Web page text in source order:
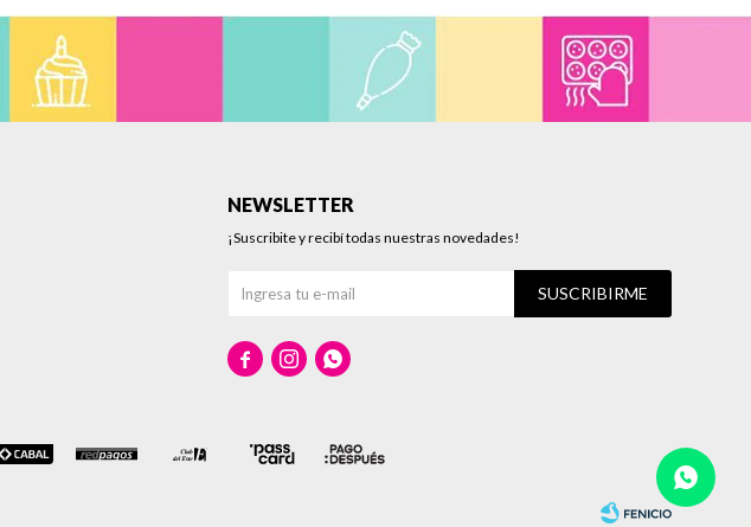
NEWSLETTER
¡Suscribite y recibí todas nuestras novedades!
SUSCRIBIRME
  